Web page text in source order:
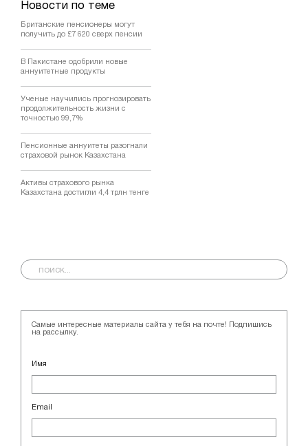
Новости по теме
Британские пенсионеры могут
получить до £7 620 сверх пенсии
В Пакистане одобрили новые
аннуитетные продукты
Ученые научились прогнозировать
продолжительность жизни с
точностью 99,7%
Пенсионные аннуитеты разогнали
страховой рынок Казахстана
Активы страхового рынка
Казахстана достигли 4,4 трлн тенге
Самые интересные материалы сайта у тебя на почте! Подпишись
на рассылку.
Имя
Email